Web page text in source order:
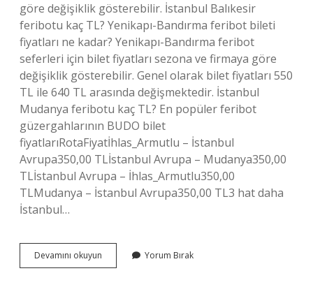
göre değişiklik gösterebilir. İstanbul Balıkesir
feribotu kaç TL? Yenikapı-Bandırma feribot bileti
fiyatları ne kadar? Yenikapı-Bandırma feribot
seferleri için bilet fiyatları sezona ve firmaya göre
değişiklik gösterebilir. Genel olarak bilet fiyatları 550
TL ile 640 TL arasında değişmektedir. İstanbul
Mudanya feribotu kaç TL? En popüler feribot
güzergahlarının BUDO bilet
fiyatlarıRotaFiyatİhlas_Armutlu – İstanbul
Avrupa350,00 TLİstanbul Avrupa – Mudanya350,00
TLİstanbul Avrupa – İhlas_Armutlu350,00
TLMudanya – İstanbul Avrupa350,00 TL3 hat daha
İstanbul…
Devamını okuyun Istanbuldan
Feribotla
Yorum Bırak